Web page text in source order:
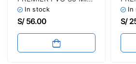
/ Para Impresión De
Credenciales Carnet
X 100 Unidades)
In stock
S/56.00
In
S/